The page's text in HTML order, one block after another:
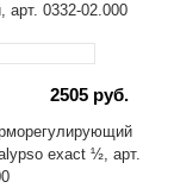
арт. 0332-02.000
2505 руб.
exact ½, арт.